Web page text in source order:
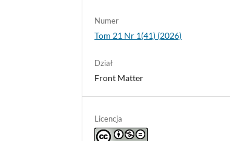
Numer
Tom 21 Nr 1(41) (2026)
Dział
Front Matter
Licencja